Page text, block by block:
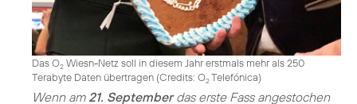
Das O2 Wiesn-Netz soll in diesem Jahr erstmals mehr als 250
Terabyte Daten übertragen (Credits: O2Telefónica)
Wenn am 21. Septemberdas erste Fass angestochen